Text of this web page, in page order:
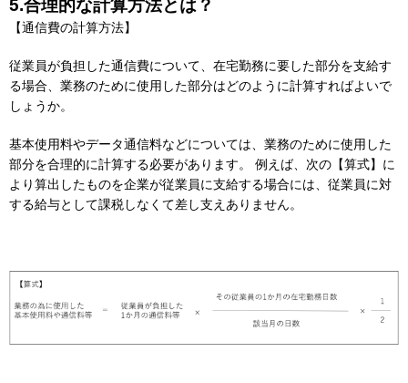
5.合理的な計算方法とは？
【通信費の計算方法】
従業員が負担した通信費について、在宅勤務に要した部分を支給す
る場合、業務のために使用した部分はどのように計算すればよいで
しょうか。
基本使用料やデータ通信料などについては、業務のために使用した
部分を合理的に計算する必要があります。 例えば、次の【算式】に
より算出したものを企業が従業員に支給する場合には、従業員に対
する給与として課税しなくて差し支えありません。